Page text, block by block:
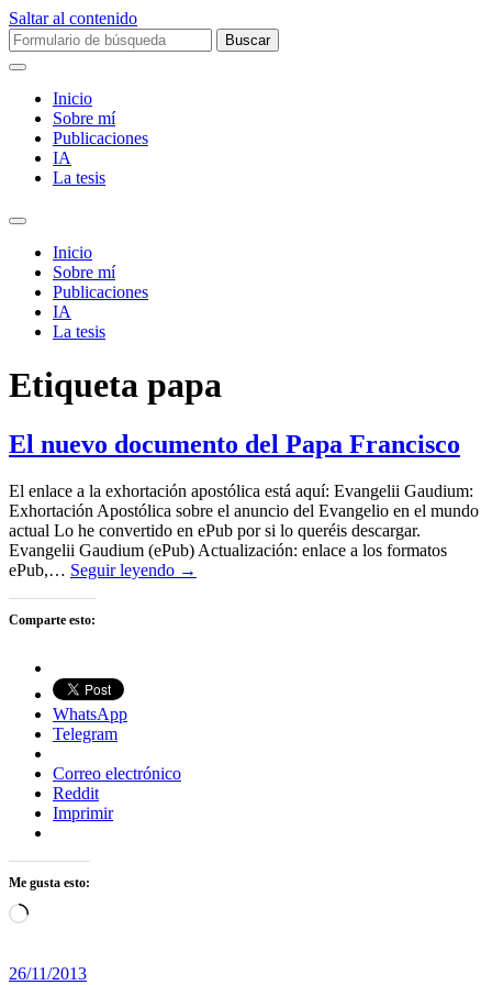
Saltar al contenido
Buscar:
Inicio
Sobre mí­
Publicaciones
IA
La tesis
Alternar
campo
búsqueda
Inicio
Sobre mí­
Publicaciones
IA
La tesis
Etiqueta papa
El nuevo documento del Papa Francisco
El enlace a la exhortación apostólica está aquí: Evangelii Gaudium:
Exhortación Apostólica sobre el anuncio del Evangelio en el mundo
actual Lo he convertido en ePub por si lo queréis descargar.
Evangelii Gaudium (ePub) Actualización: enlace a los formatos
ePub,… Seguir leyendo →
Comparte esto:
WhatsApp
Telegram
Correo electrónico
Reddit
Imprimir
Me gusta esto:
Cargando...
26/11/2013